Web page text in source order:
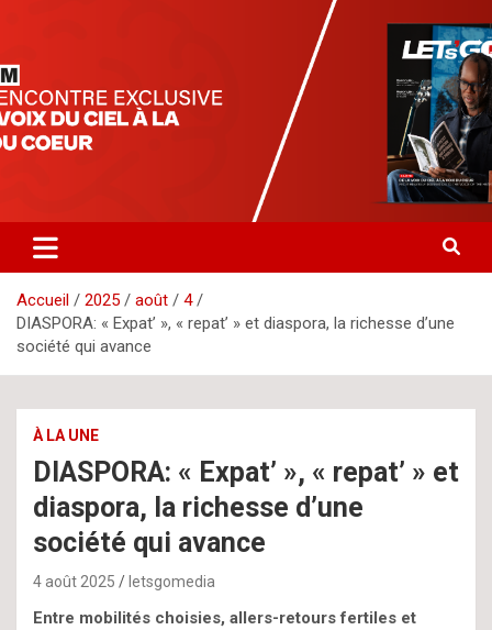
letsgomedia-ci.com
Accueil 2025 août
4
DIASPORA: « Expat’ », « repat’ » et diaspora, la richesse d’une
société qui avance
À LA UNE
DIASPORA: « Expat’ », « repat’ » et
diaspora, la richesse d’une
société qui avance
4 août 2025 letsgomedia
Entre mobilités choisies, allers-retours fertiles et